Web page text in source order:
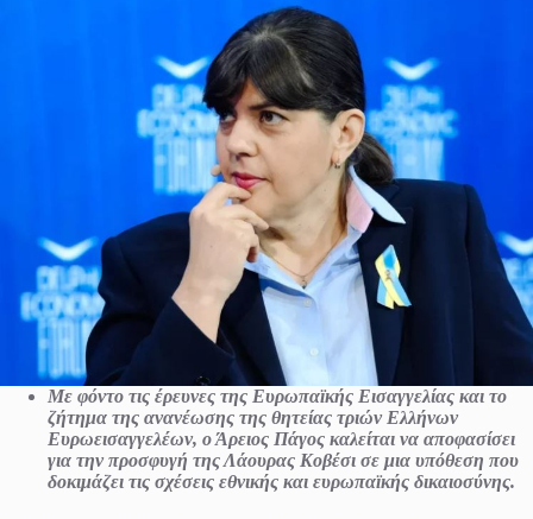
Με φόντο τις έρευνες της Ευρωπαϊκής Εισαγγελίας και το
ζήτημα της ανανέωσης της θητείας τριών Ελλήνων
Ευρωεισαγγελέων, ο Άρειος Πάγος καλείται να αποφασίσει
για την προσφυγή της Λάουρας Κοβέσι σε μια υπόθεση που
δοκιμάζει τις σχέσεις εθνικής και ευρωπαϊκής δικαιοσύνης.